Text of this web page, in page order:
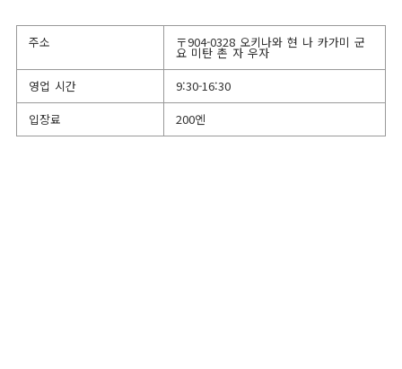
주소 〒904-0328 오키나와 현 나 카가미 군
요 미탄 촌 자 우자
영업 시간
9:30-16:30
입장료
200엔